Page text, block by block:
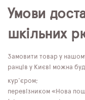
Умови
шкільних
Замовити товар у
ранців у Києві можна
кур'єром;
перевізником «Нова